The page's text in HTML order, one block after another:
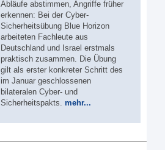
Abläufe abstimmen, Angriffe früher
erkennen: Bei der Cyber-
Sicherheitsübung Blue Horizon
arbeiteten Fachleute aus
Deutschland und Israel erstmals
praktisch zusammen. Die Übung
gilt als erster konkreter Schritt des
im Januar geschlossenen
bilateralen Cyber- und
Sicherheitspakts. mehr...